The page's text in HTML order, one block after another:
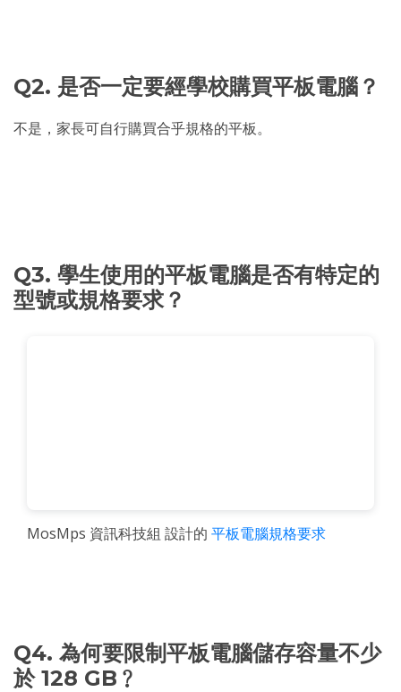
Q2. 是否一定要經學校購買平板電腦？
不是，家長可自行購買合乎規格的平板。
Q3. 學生使用的平板電腦是否有特定的
型號或規格要求？
MosMps 資訊科技組 設計的 平板電腦規格要求
Q4. 為何要限制平板電腦儲存容量不少
於 128 GB﹖